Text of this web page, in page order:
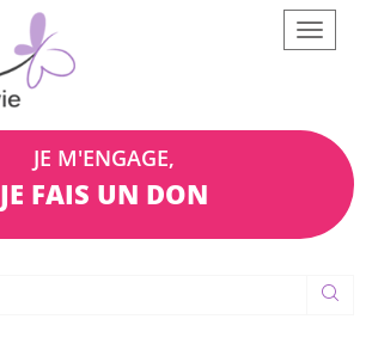
Afficher
le
JE M'ENGAGE,
JE FAIS UN DON